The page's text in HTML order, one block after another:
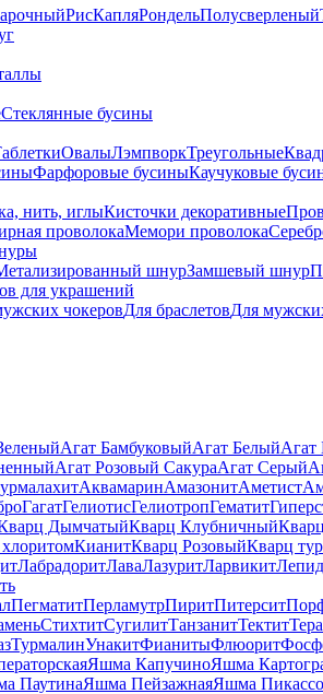
РисКапляРондельПолусверленый
Стеклянные бусины
ОвалыЛэмпворкТреугольные
Фарфоровые бусиныКаучуковые
нить, иглыКисточки декоративные
проволокаМемори проволока
шнурЗамшевый шнур
для украшений
чокеровДля браслетовДля
Агат БамбуковыйАгат БелыйАгат
Агат Розовый СакураАгат Серый
АквамаринАмазонитАметист
ГагатГелиотисГелиотропГематит
ДымчатыйКварц Клубничный
КианитКварц РозовыйКварц
ЛабрадоритЛаваЛазуритЛарвикит
ПегматитПерламутрПиритПитерсит
СтихтитСугилитТанзанитТектит
ТурмалинУнакитФианитыФлюорит
Яшма КапучиноЯшма
ПаутинаЯшма ПейзажнаяЯшма Пикассо